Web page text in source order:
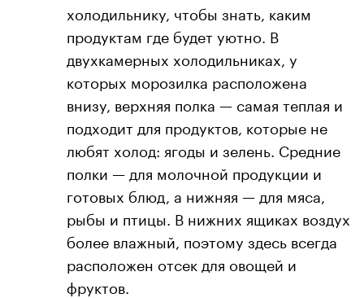
холодильнику, чтобы знать, каким
продуктам где будет уютно. В
двухкамерных холодильниках, у
которых морозилка расположена
внизу, верхняя полка — самая теплая и
подходит для продуктов, которые не
любят холод: ягоды и зелень. Средние
полки — для молочной продукции и
готовых блюд, а нижняя — для мяса,
рыбы и птицы. В нижних ящиках воздух
более влажный, поэтому здесь всегда
расположен отсек для овощей и
фруктов.